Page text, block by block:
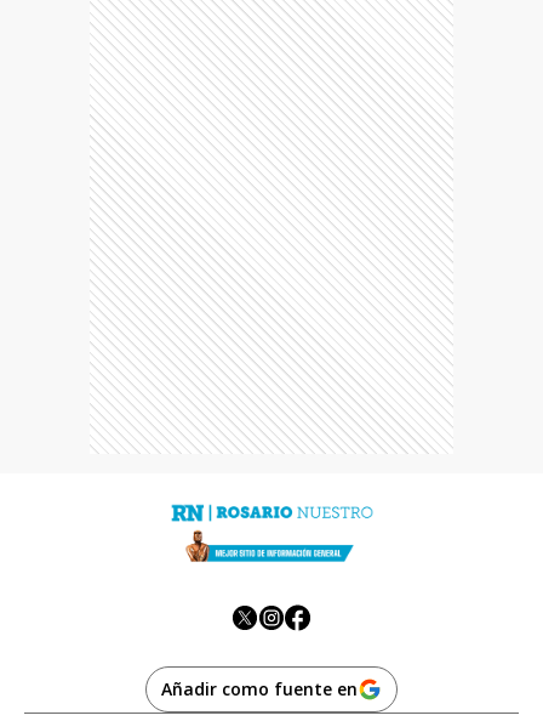
Añadir como fuente en